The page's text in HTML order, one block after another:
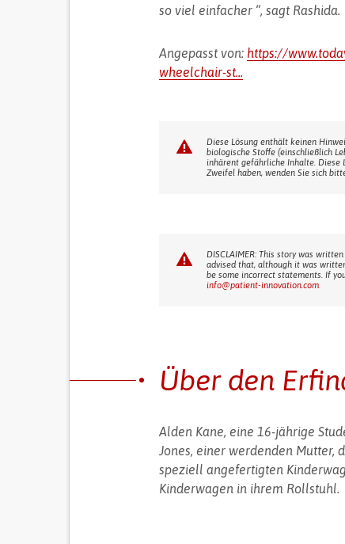
so viel einfacher “, sagt Rashida.
Angepasst von: https://
wheelchair-st...
Diese Lösung enthält keinen
biologische Stoffe (einschließlich
inhärent gefährliche Inhalte. Diese
Zweifel haben, wenden Sie sich
DISCLAIMER: This story was
advised that, although it was
be some incorrect statements. If
info@patient-innovation.com
Über den
Alden Kane, eine 16-jährige
Jones, einer werdenden Mutter,
speziell angefertigten
Kinderwagen in ihrem Rollstuhl.